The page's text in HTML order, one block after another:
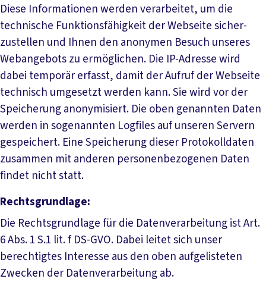
Diese Informationen werden verarbeitet, um die
technische Funktionsfähigkeit der Webseite sicher-
zustellen und Ihnen den anonymen Besuch unseres
Webangebots zu ermöglichen. Die IP-Adresse wird
dabei temporär erfasst, damit der Aufruf der Webseite
technisch umgesetzt werden kann. Sie wird vor der
Speicherung anonymisiert. Die oben genannten Daten
werden in sogenannten Logfiles auf unseren Servern
gespeichert. Eine Speicherung dieser Protokolldaten
zusammen mit anderen personenbezogenen Daten
findet nicht statt.
Rechtsgrundlage:
Die Rechtsgrundlage für die Datenverarbeitung ist Art.
6 Abs. 1 S.1 lit. f DS-GVO. Dabei leitet sich unser
berechtigtes Interesse aus den oben aufgelisteten
Zwecken der Datenverarbeitung ab.